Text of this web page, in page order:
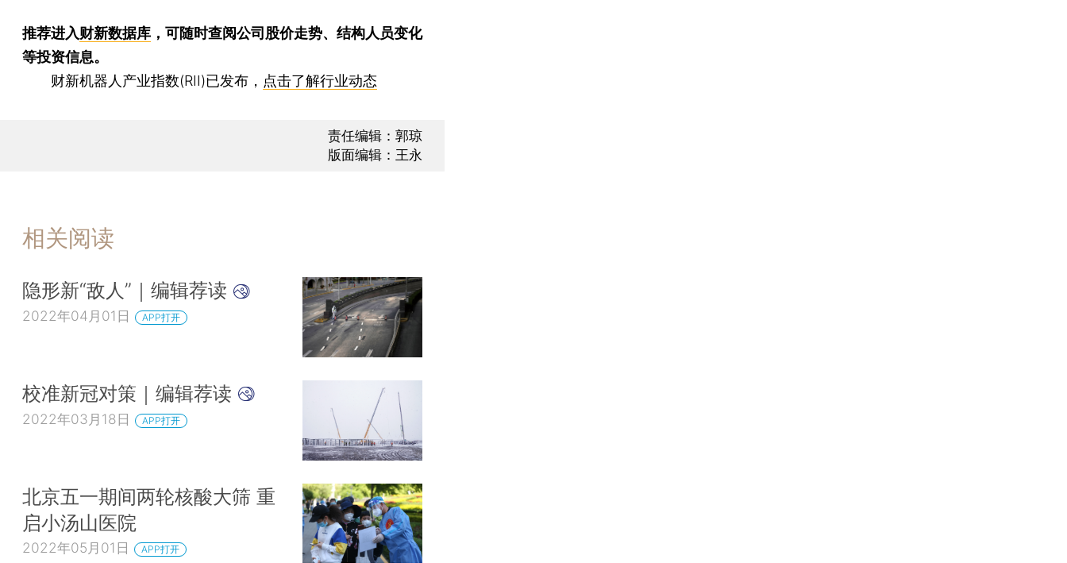
推荐进入财新数据库 ，可随时查阅公司股价走势、结构人员变化
等投资信息。
财新机器人产业指数(RII)已发布， 点击了解行业动态
责任编辑：郭琼
版面编辑：王永
相关阅读
隐形新“敌人”｜编辑荐读
2022年04月01日 APP打开
校准新冠对策｜编辑荐读
2022年03月18日 APP打开
北京五一期间两轮核酸大筛 重
启小汤山医院
2022年05月01日 APP打开